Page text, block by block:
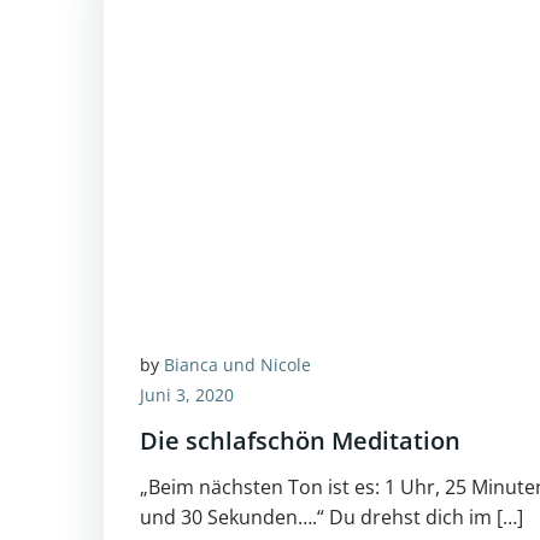
by Bianca und Nicole
Juni 3, 2020
Die schlafschön Meditation
„Beim nächsten Ton ist es: 1 Uhr, 25
und 30 Sekunden….“ Du drehst dich im […]